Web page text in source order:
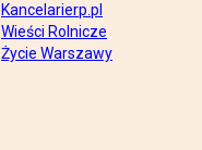
Kancelarierp.pl
Wieści Rolnicze
Życie Warszawy